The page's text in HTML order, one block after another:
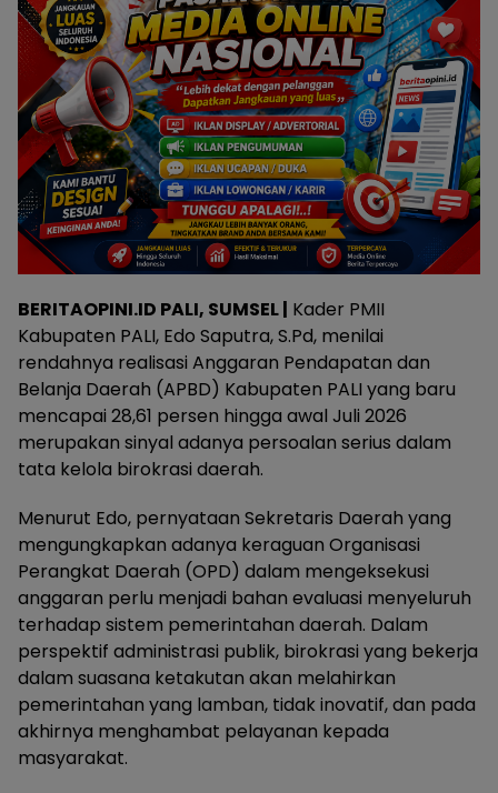
BERITAOPINI.ID PALI, SUMSEL | Kader PMII
Kabupaten PALI, Edo Saputra, S.Pd, menilai
rendahnya realisasi Anggaran Pendapatan dan
Belanja Daerah (APBD) Kabupaten PALI yang baru
mencapai 28,61 persen hingga awal Juli 2026
merupakan sinyal adanya persoalan serius dalam
tata kelola birokrasi daerah.
Menurut Edo, pernyataan Sekretaris Daerah yang
mengungkapkan adanya keraguan Organisasi
Perangkat Daerah (OPD) dalam mengeksekusi
anggaran perlu menjadi bahan evaluasi menyeluruh
terhadap sistem pemerintahan daerah. Dalam
perspektif administrasi publik, birokrasi yang bekerja
dalam suasana ketakutan akan melahirkan
pemerintahan yang lamban, tidak inovatif, dan pada
akhirnya menghambat pelayanan kepada
masyarakat.